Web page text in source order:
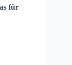
für